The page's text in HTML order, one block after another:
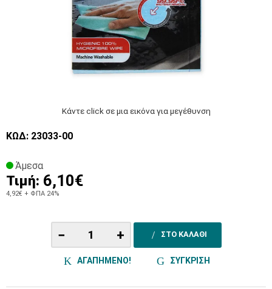
Κάντε click σε μια εικόνα για μεγέθυνση
ΚΩΔ: 23033-00
Άμεσα
Τιμή: 6,10€
4,92€ + ΦΠΑ 24%
− + ΣΤΟ ΚΑΛΑΘΙ
ΑΓΑΠΗΜΕΝΟ! ΣΥΓΚΡΙΣΗ